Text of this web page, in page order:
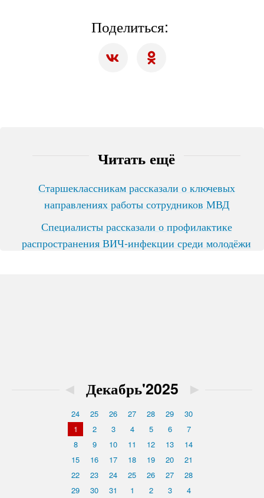
Поделиться:
Читать ещё
Старшеклассникам рассказали о ключевых
направлениях работы сотрудников МВД
Специалисты рассказали о профилактике
распространения ВИЧ-инфекции среди молодёжи
◄ Декабрь'2025 ►
24 25 26 27 28 29
30
1
2 3 4 5 6
7
8
9 10 11 12 13
14
15
16 17 18 19 20
21
22
23 24 25 26 27
28
29
30 31 1 2 3 4